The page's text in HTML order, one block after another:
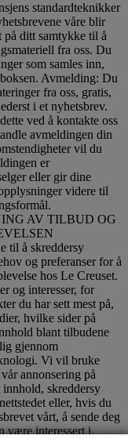
standardteknikker
våre blir
på ditt samtykke til å
fra oss. Du
som samles inn,
Avmelding: Du
fra oss, gratis,
i et nyhetsbrev.
ved å kontakte oss
avmeldingen din
vil du
er
eller gir dine
videre til
.
AV TILBUD OG
til å skreddersy
og preferanser for å
hos Le Creuset.
og interesser, for
du har sett mest på,
hvilke sider på
blant tilbudene
gjennom
Vi vil bruke
annonsering på
skreddersy
eller, hvis du
vårt, å sende deg
være interessert i.